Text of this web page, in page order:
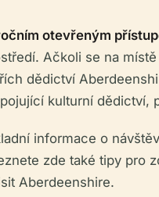
otevřeným
Ačkoli se na
dědictví
kulturní dědictví,
informace o
zde také tipy pro
Aberdeenshire.